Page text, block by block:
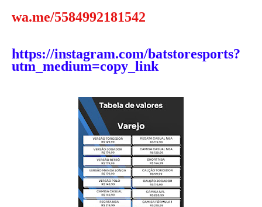
wa.me/5584992181542
https://instagram.com/batstoresports?
utm_medium=copy_link